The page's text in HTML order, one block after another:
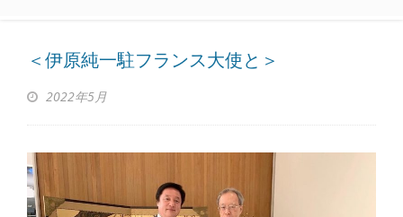
＜伊原純一駐フランス大使と＞
2022年5月